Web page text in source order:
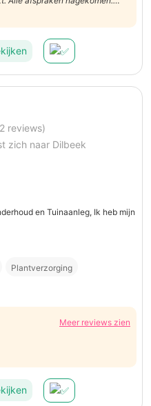
tuin zo groot was. Hij mag
waar je ècht kan op rekenen.
reviews)
zich naar Dilbeek
en Tuinaanleg, Ik heb mijn
Plantverzorging
Meer reviews zien